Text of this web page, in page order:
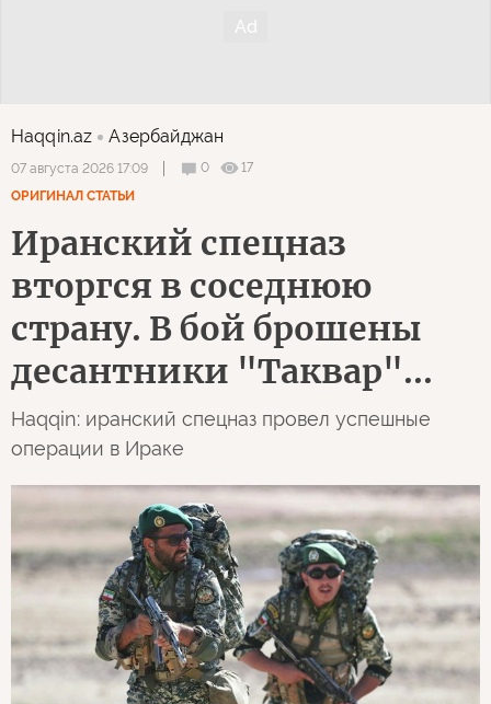
Haqqin.az Азербайджан
07 августа 2026 17:09 0
17
ОРИГИНАЛ СТАТЬИ
Иранский спецназ
вторгся в соседнюю
страну. В бой брошены
десантники "Таквар"...
Haqqin: иранский спецназ провел успешные
операции в Ираке